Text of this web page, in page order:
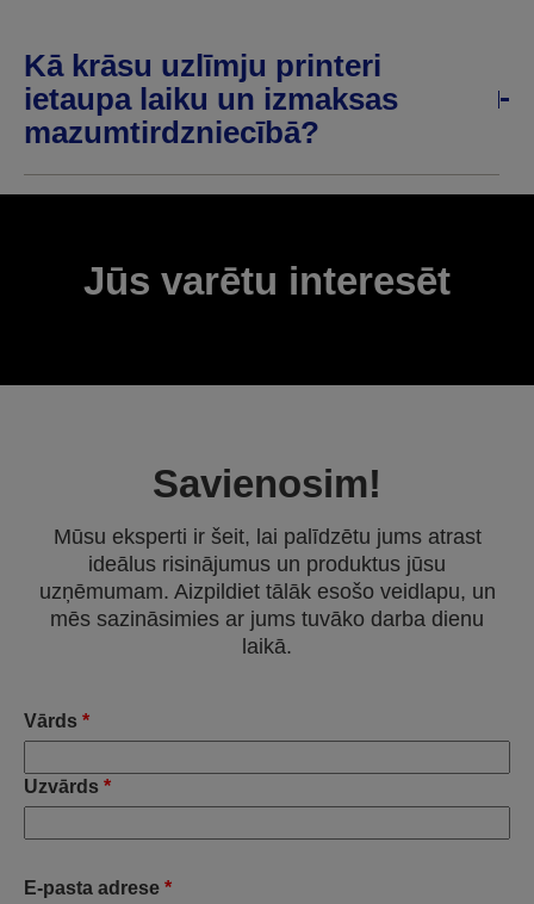
Kā krāsu uzlīmju printeri
ietaupa laiku un izmaksas
mazumtirdzniecībā?
Jūs varētu interesēt
Savienosim!
Mūsu eksperti ir šeit, lai palīdzētu jums atrast
ideālus risinājumus un produktus jūsu
uzņēmumam. Aizpildiet tālāk esošo veidlapu, un
mēs sazināsimies ar jums tuvāko darba dienu
laikā.
Vārds *
Uzvārds *
E-pasta adrese *